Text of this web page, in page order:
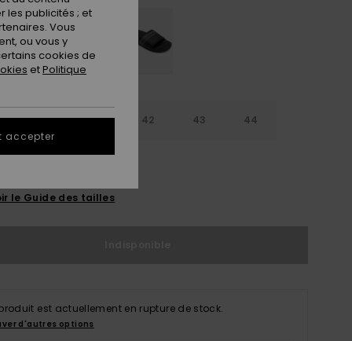
40 41 42 43 44
46 47
le Guide des tailles
est actuellement en rupture de stock.
d'autres options
les publicités ; et
Vous
ou vous y
cookies de
etPolitique
accepter